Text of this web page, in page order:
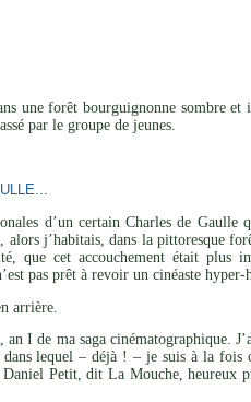
une forêt bourguignonne sombre
par le groupe de jeunes.
d’un certain Charles de
j’habitais, dans la pittoresque
que cet accouchement était plus
pas prêt à revoir un cinéaste
arrière.
I de ma saga cinématographique.
lequel – déjà ! – je suis à la fois
Petit, dit La Mouche, heureux